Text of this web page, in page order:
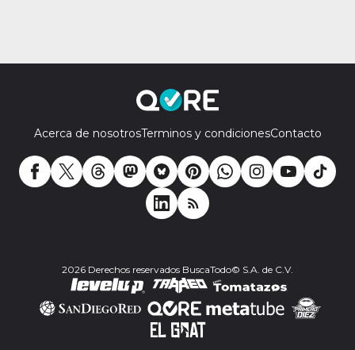
Acerca de nosotrosTerminos y condicionesContacto
2026 Derechos reservados BuscaTodo© S.A. de C.V.